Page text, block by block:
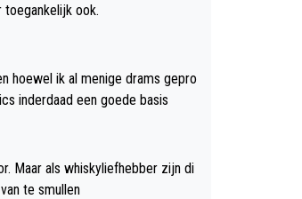
toegankelijk ook.
hoewel ik al menige drams gepro
inderdaad een goede basis
Maar als whiskyliefhebber zijn di
te smullen